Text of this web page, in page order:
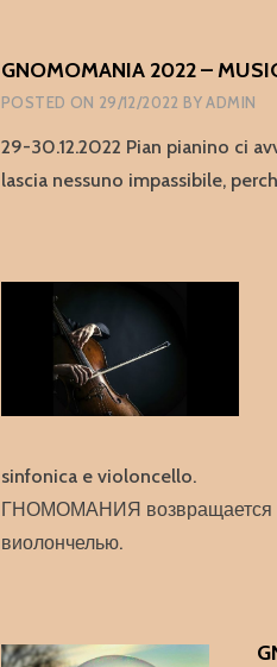
GNOMOMANIA 2022 –
POSTED ON 29/12/2022 BYADMIN
29-30.12.2022 Pian pianino ci
lascia nessuno impassibile,
sinfonica e violoncello.
ГНОМОМАНИЯ возвращается
виолончелью.